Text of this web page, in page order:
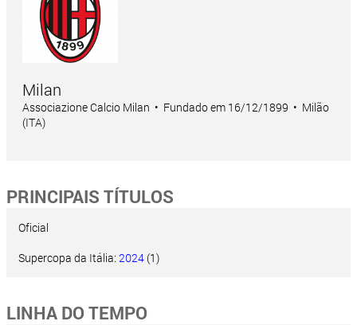
Milan
Associazione Calcio Milan • Fundado em 16/12/1899 • Milão
(ITA)
PRINCIPAIS TÍTULOS
Oficial
Supercopa da Itália: 2024 (1)
LINHA DO TEMPO